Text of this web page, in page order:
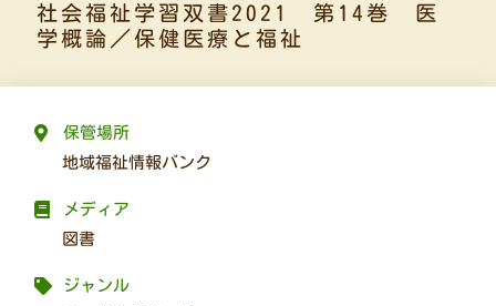
社会福祉学習双書2021 第14巻 医
学概論／保健医療と福祉
保管場所
地域福祉情報バンク
メディア
図書
ジャンル